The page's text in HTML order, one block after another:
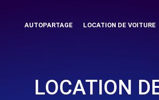
AUTOPARTAGE LOCATION DE VOITURE
LOCATION